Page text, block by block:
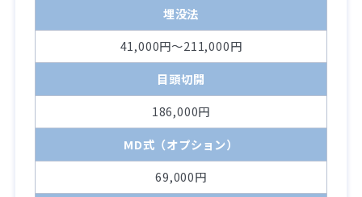
埋没法
41,000円～211,000円
目頭切開
186,000円
MD式（オプション）
69,000円